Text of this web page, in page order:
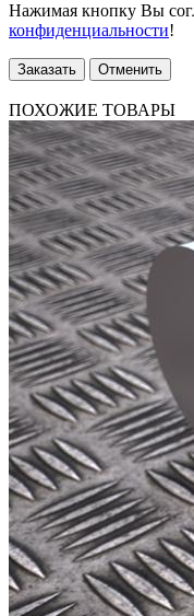
Нажимая кнопку Вы
конфиденциальности!
Заказать Отменить
ПОХОЖИЕ ТОВАРЫ